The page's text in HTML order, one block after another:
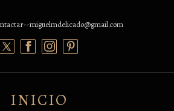
miguelmdelicado@gmail.com
INICIO